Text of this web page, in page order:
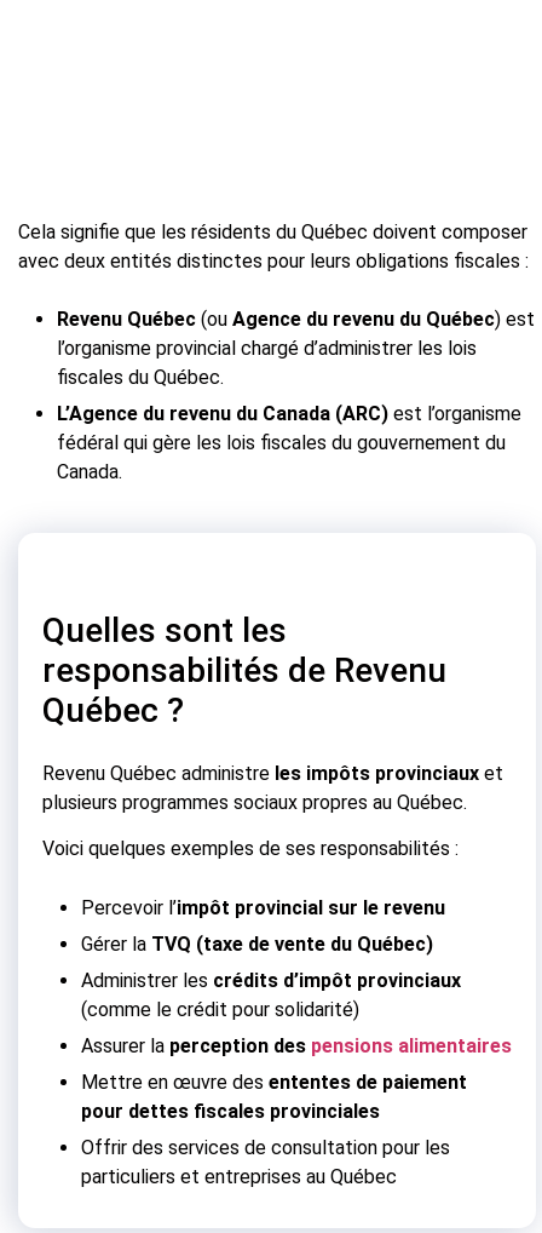
Cela signifie que les résidents du Québec doivent composer
avec deux entités distinctes pour leurs obligations fiscales :
Revenu Québec (ou Agence du revenu du Québec) est
l’organisme provincial chargé d’administrer les lois
fiscales du Québec.
L’Agence du revenu du Canada (ARC) est l’organisme
fédéral qui gère les lois fiscales du gouvernement du
Canada.
Quelles sont les
responsabilités de Revenu
Québec ?
Revenu Québec administre les impôts provinciaux et
plusieurs programmes sociaux propres au Québec.
Voici quelques exemples de ses responsabilités :
Percevoir l’impôt provincial sur le revenu
Gérer la TVQ (taxe de vente du Québec)
Administrer les crédits d’impôt provinciaux
(comme le crédit pour solidarité)
Assurer la perception des pensions alimentaires
Mettre en œuvre des ententes de paiement
pour dettes fiscales provinciales
Offrir des services de consultation pour les
particuliers et entreprises au Québec